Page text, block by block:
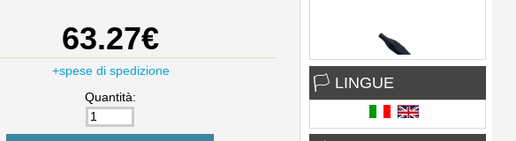
63.27€
+spese di spedizione
Quantità:
Pinza a coccodrillo L 44 mm.
Guaina nera
0.12€
🏳 LINGUE